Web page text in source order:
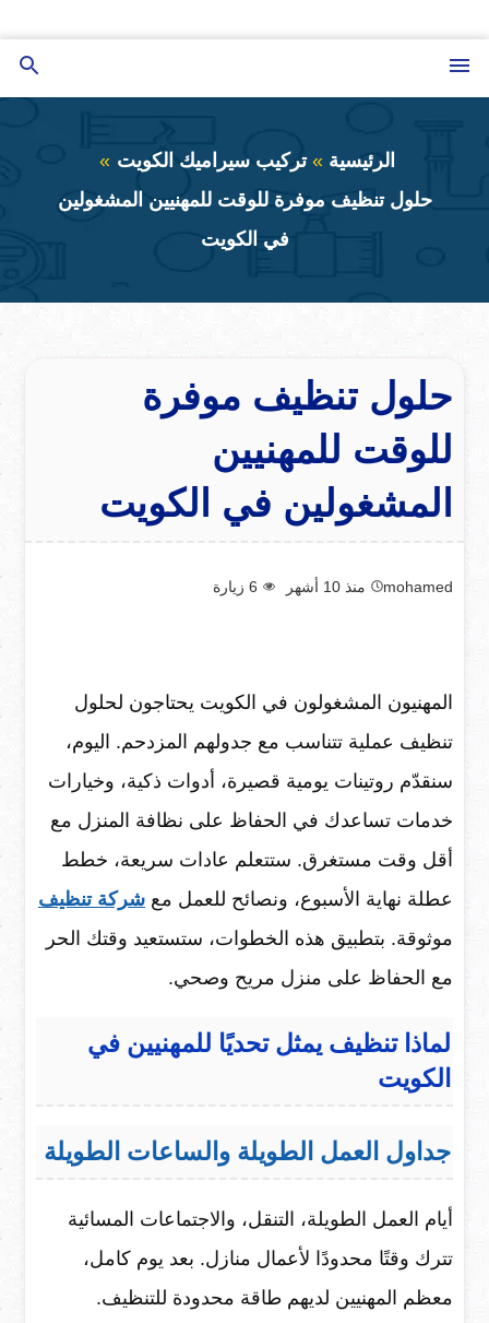
إلى
المحتوى
الرئيسية
تركيب سيراميك الكويت
حلول تنظيف موفرة للوقت للمهنيين المشغولين
في الكويت
حلول تنظيف موفرة
للوقت للمهنيين
المشغولين في الكويت
mohamed منذ 10 أشهر 6 زيارة
المهنيون المشغولون في الكويت يحتاجون لحلول
تنظيف عملية تتناسب مع جدولهم المزدحم. اليوم،
سنقدّم روتينات يومية قصيرة، أدوات ذكية، وخيارات
خدمات تساعدك في الحفاظ على نظافة المنزل مع
أقل وقت مستغرق. ستتعلم عادات سريعة، خطط
عطلة نهاية الأسبوع، ونصائح للعمل مع شركة تنظيف
موثوقة. بتطبيق هذه الخطوات، ستستعيد وقتك الحر
مع الحفاظ على منزل مريح وصحي.
لماذا تنظيف يمثل تحديًا للمهنيين في
الكويت
جداول العمل الطويلة والساعات الطويلة
أيام العمل الطويلة، التنقل، والاجتماعات المسائية
تترك وقتًا محدودًا لأعمال منازل. بعد يوم كامل،
معظم المهنيين لديهم طاقة محدودة للتنظيف.